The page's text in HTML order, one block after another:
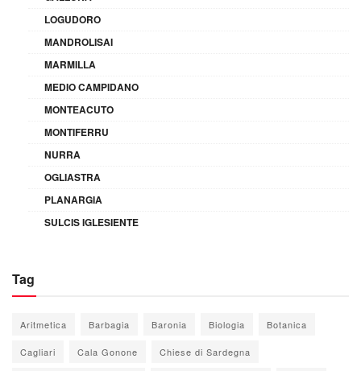
LOGUDORO
MANDROLISAI
MARMILLA
MEDIO CAMPIDANO
MONTEACUTO
MONTIFERRU
NURRA
OGLIASTRA
PLANARGIA
SULCIS IGLESIENTE
Tag
Aritmetica Barbagia Baronia Biologia Botanica
Cagliari Cala Gonone Chiese di Sardegna